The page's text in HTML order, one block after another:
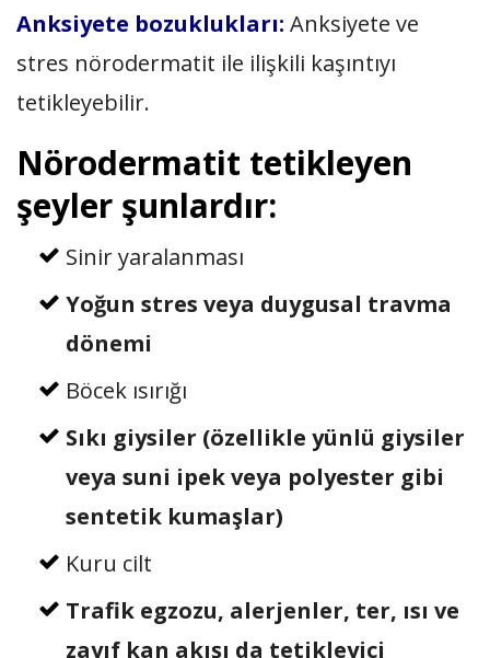
Anksiyete bozuklukları: Anksiyete ve
stres nörodermatit ile ilişkili kaşıntıyı
tetikleyebilir.
Nörodermatit tetikleyen
şeyler şunlardır:
Sinir yaralanması
Yoğun stres veya duygusal travma
dönemi
Böcek ısırığı
Sıkı giysiler (özellikle yünlü giysiler
veya suni ipek veya polyester gibi
sentetik kumaşlar)
Kuru cilt
Trafik egzozu, alerjenler, ter, ısı ve
zayıf kan akışı da tetikleyici